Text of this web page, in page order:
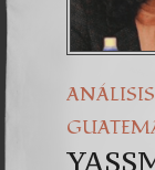
ANÁLISIS